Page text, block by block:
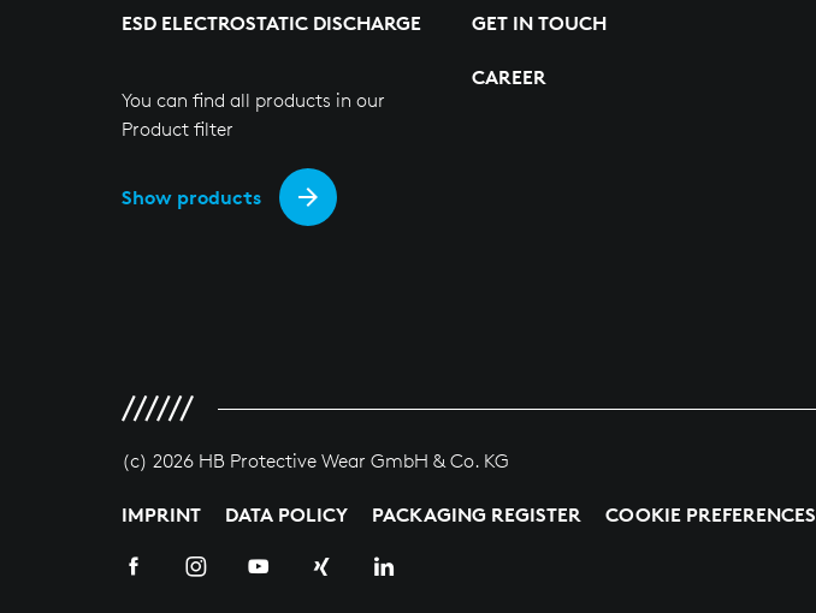
ESD ELECTROSTATIC DISCHARGE
You can find all products in our
Product filter
Show products
GET IN TOUCH
CAREER
(c) 2026 HB Protective Wear GmbH & Co. KG
IMPRINT DATA POLICY PACKAGING REGISTER COOKIE PREFERENCES